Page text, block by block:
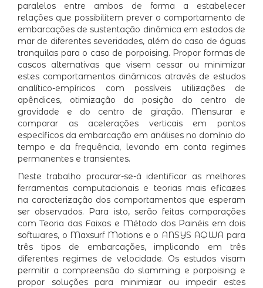
paralelos entre ambos de forma a estabelecer
relações que possibilitem prever o comportamento de
embarcações de sustentação dinâmica em estados de
mar de diferentes severidades, além do caso de águas
tranquilas para o caso de porpoising. Propor formas de
cascos alternativas que visem cessar ou minimizar
estes comportamentos dinâmicos através de estudos
analítico-empíricos com possíveis utilizações de
apêndices, otimização da posição do centro de
gravidade e do centro de giração. Mensurar e
comparar as acelerações verticais em pontos
específicos da embarcação em análises no domínio do
tempo e da frequência, levando em conta regimes
permanentes e transientes.
Neste trabalho procurar-se-á identificar as melhores
ferramentas computacionais e teorias mais eficazes
na caracterização dos comportamentos que esperam
ser observados. Para isto, serão feitas comparações
com Teoria das Faixas e Método dos Painéis em dois
softwares, o Maxsurf Motions e o ANSYS AQWA para
três tipos de embarcações, implicando em três
diferentes regimes de velocidade. Os estudos visam
permitir a compreensão do slamming e porpoising e
propor soluções para minimizar ou impedir estes